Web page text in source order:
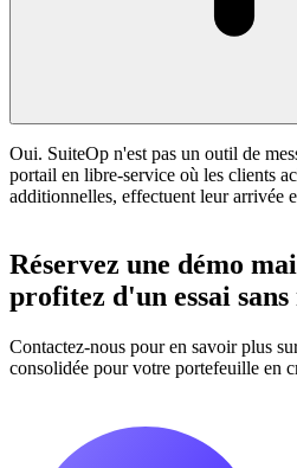
Oui. SuiteOp n'est pas un outil de
portail en libre-service où les clients
additionnelles, effectuent leur arrivée
Réservez une démo
profitez d'un essai
Contactez-nous pour en savoir plus
consolidée pour votre portefeuille en